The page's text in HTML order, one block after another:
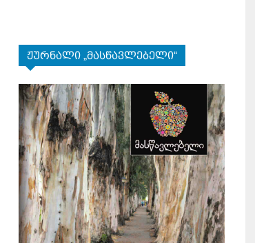
ჟურნალი „მასწავლებელი“